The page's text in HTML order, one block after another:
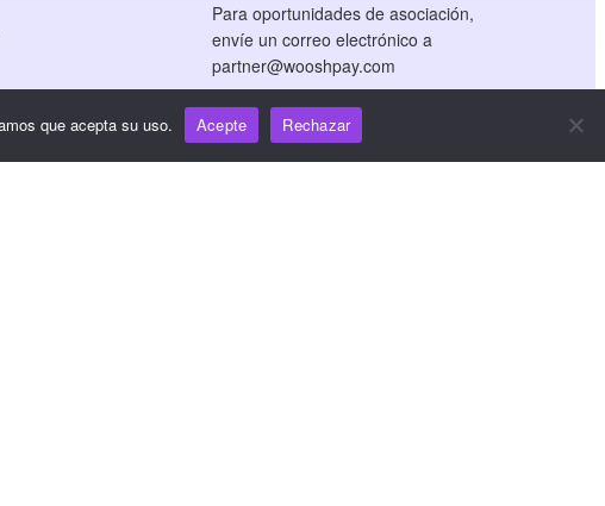
Para oportunidades de asociación,
envíe un correo electrónico a
partner@wooshpay.com
Para consultas de los medios de
comunicación, envíe un correo
que acepta su uso. Acepte Rechazar